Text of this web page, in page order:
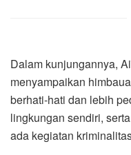
Dalam kunjungannya,
menyampaikan
berhati-hati dan lebih
lingkungan sendiri,
ada kegiatan